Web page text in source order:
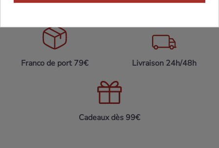
Franco de port 79€ Livraison 24h/48h
Cadeaux dès 99€